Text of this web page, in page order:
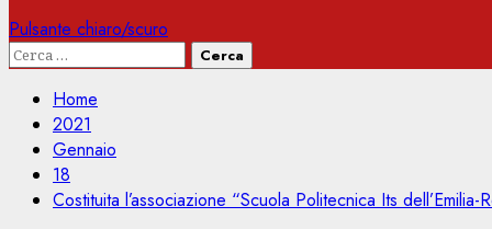
Pulsante chiaro/scuro
Ricerca
Home
2021
Gennaio
18
Costituita l’associazione “Scuola Politecnica Its dell’Emilia-